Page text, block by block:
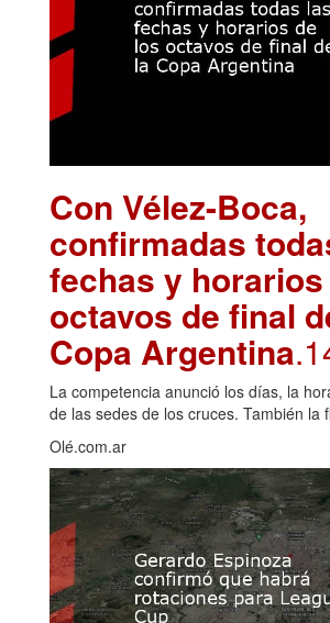
Con Vélez-Boca,
confirmadas
fechas y
octavos de final
Copa Argentina
La competencia anunció los días, la
de las sedes de los cruces. También la
Olé.com.ar